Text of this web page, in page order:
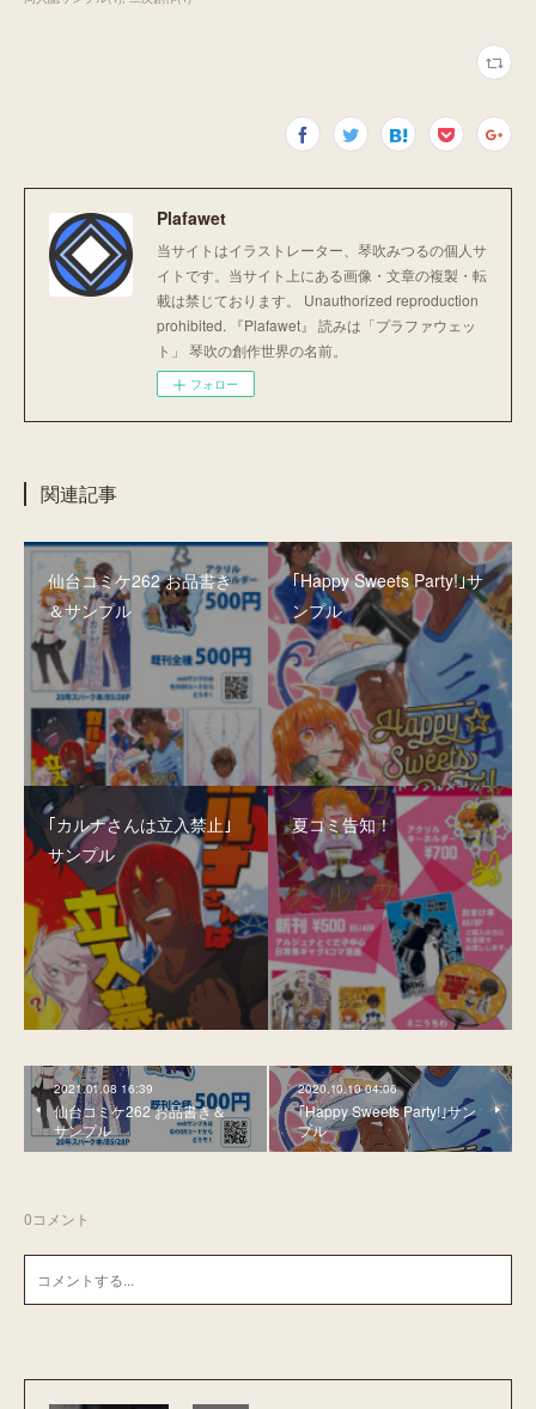
Plafawet
当サイトはイラストレーター、琴吹みつるの個人サ
イトです。 ​​​当サイト上にある画像・文章の複製・転
載は禁じております。 Unauthorized reproduction
prohibited. 『Plafawet』 読みは「プラファウェッ
ト」 琴吹の創作世界の名前。
フォロー
関連記事
仙台コミケ262 お品書き
＆サンプル
｢Happy Sweets Party!｣サ
ンプル
｢カルナさんは立入禁止｣
サンプル
夏コミ告知！
2021.01.08 16:39
仙台コミケ262 お品書き＆
サンプル
2020.10.10 04:06
｢Happy Sweets Party!｣サン
プル
0コメント